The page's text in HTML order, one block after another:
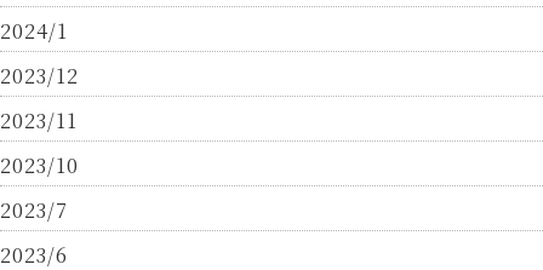
2024/1
2023/12
2023/11
2023/10
2023/7
2023/6